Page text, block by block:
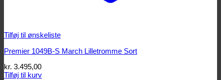
Tilføj til ønskeliste
Premier 1049B-S March Lilletromme Sort
kr. 3.495,00
Tilføj til kurv